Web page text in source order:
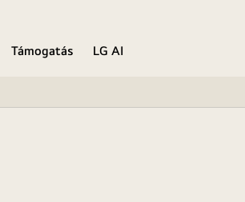
Támogatás
LG AI